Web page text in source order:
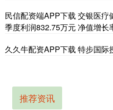
民信配资端APP下载 交银医
季度利润832.75万元 净值增长
久久牛配资APP下载 特步国
推荐资讯